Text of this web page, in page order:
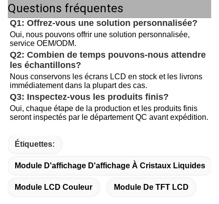
Questions fréquentes
Q1: Offrez-vous une solution personnalisée?
Oui, nous pouvons offrir une solution personnalisée,
service OEM/ODM.
Q2: Combien de temps pouvons-nous attendre
les échantillons?
Nous conservons les écrans LCD en stock et les livrons
immédiatement dans la plupart des cas.
Q3: Inspectez-vous les produits finis?
Oui, chaque étape de la production et les produits finis
seront inspectés par le département QC avant expédition.
Étiquettes:
Module D'affichage D'affichage À Cristaux Liquides
Module LCD Couleur Module De TFT LCD